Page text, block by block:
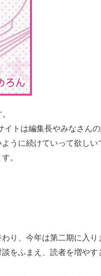
イトは編集長やみなさん
うに続けていって欲しい
。
り、今年は第二期に入り
をふまえ、読者を増やす